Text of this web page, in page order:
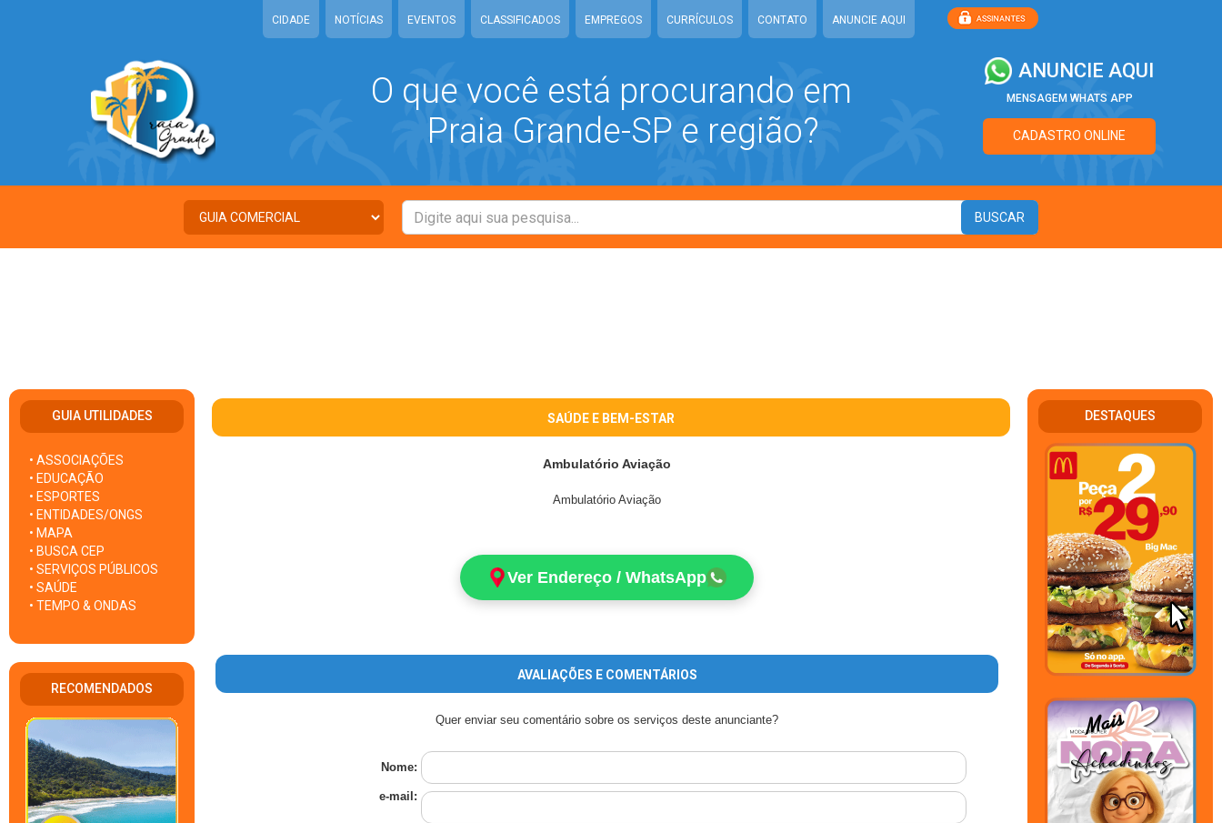
CIDADE NOTÍCIAS EVENTOS CLASSIFICADOS EMPREGOS CURRÍCULOS CONTATO ANUNCIE AQUI
O que você está procurando em
Praia Grande-SP e região?
ANUNCIE AQUI
MENSAGEM WHATS APP
CADASTRO ONLINE
GUIA UTILIDADES
• ASSOCIAÇÕES
• EDUCAÇÃO
• ESPORTES
• ENTIDADES/ONGS
• MAPA
• BUSCA CEP
• SERVIÇOS PÚBLICOS
• SAÚDE
• TEMPO & ONDAS
RECOMENDADOS
SAÚDE E BEM-ESTAR
Ambulatório Aviação
Ambulatório Aviação
Ver Endereço / WhatsApp
AVALIAÇÕES E COMENTÁRIOS
Quer enviar seu comentário sobre os serviços deste anunciante?
Nome:
e-mail:
DESTAQUES